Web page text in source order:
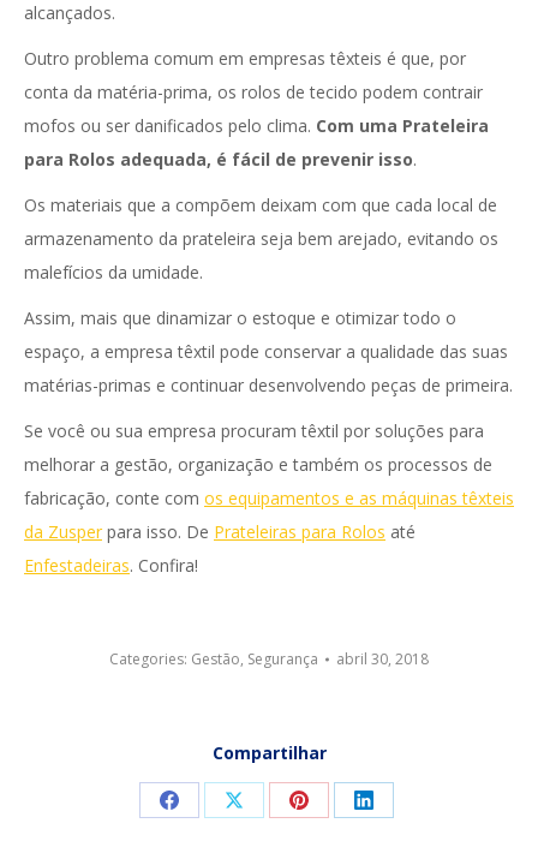
alcançados.
Outro problema comum em empresas têxteis é que, por
conta da matéria-prima, os rolos de tecido podem contrair
mofos ou ser danificados pelo clima. Com uma Prateleira
para Rolos adequada, é fácil de prevenir isso.
Os materiais que a compõem deixam com que cada local de
armazenamento da prateleira seja bem arejado, evitando os
malefícios da umidade.
Assim, mais que dinamizar o estoque e otimizar todo o
espaço, a empresa têxtil pode conservar a qualidade das suas
matérias-primas e continuar desenvolvendo peças de primeira.
Se você ou sua empresa procuram têxtil por soluções para
melhorar a gestão, organização e também os processos de
fabricação, conte com os equipamentos e as máquinas têxteis
da Zusper para isso. De Prateleiras para Rolos até
Enfestadeiras. Confira!
Categories: Gestão, Segurança abril 30, 2018
Compartilhar
CompartilharCompartilharCompartilharCompartilhar